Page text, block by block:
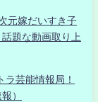
元嫁だいすき子
題な動画取り上
芸能情報局！
）